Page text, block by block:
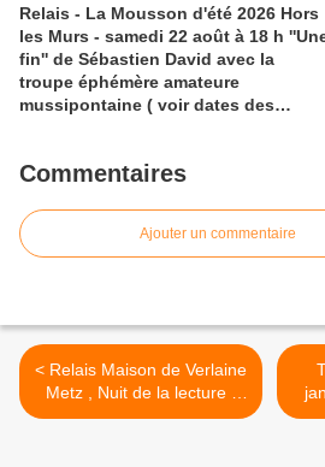
avenue Pinchard
Relais - La Mousson d'été 2026 Hors
les Murs - samedi 22 août à 18 h ''Une
fin'' de Sébastien David avec la
troupe éphémère amateure
mussipontaine ( voir dates des
Saint-Laurent, Pont-à-Mousson 2
lemeac.com
Commentaires
Ajouter un commentaire
< Relais Maison de Verlaine
Metz , Nuit de la lecture -
Sur le thème ''Villes et